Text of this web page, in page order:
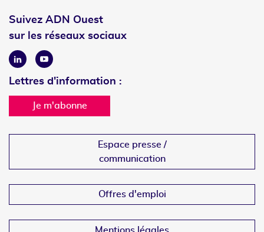
Suivez ADN Ouest
sur les réseaux sociaux
LinkedinYoutube
Lettres d'information :
Je m'abonne
Espace presse /
communication
Offres d'emploi
Mentions légales